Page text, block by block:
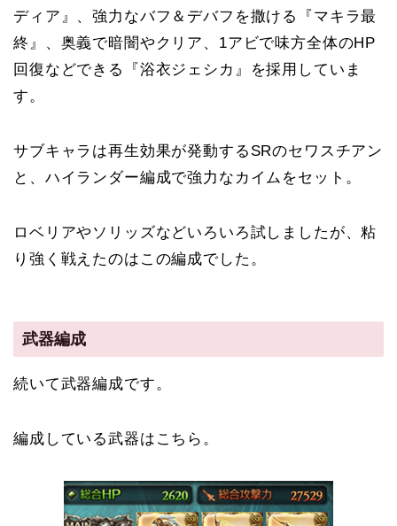
ディア』、強力なバフ＆デバフを撒ける『マキラ最
終』、奥義で暗闇やクリア、1アビで味方全体のHP
回復などできる『浴衣ジェシカ』を採用していま
す。
サブキャラは再生効果が発動するSRのセワスチアン
と、ハイランダー編成で強力なカイムをセット。
ロベリアやソリッズなどいろいろ試しましたが、粘
り強く戦えたのはこの編成でした。
武器編成
続いて武器編成です。
編成している武器はこちら。